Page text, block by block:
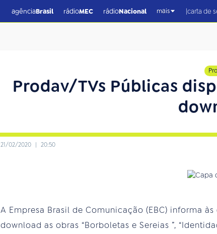
agênciaBrasil rádioMEC rádioNacional mais |carta de
Prodav/TVs Públicas
21/02/2020 | 20:50
A Empresa Brasil de Comunicação (EBC) informa
download as obras “Borboletas e Sereias ”,